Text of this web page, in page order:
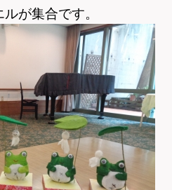
が集合です。